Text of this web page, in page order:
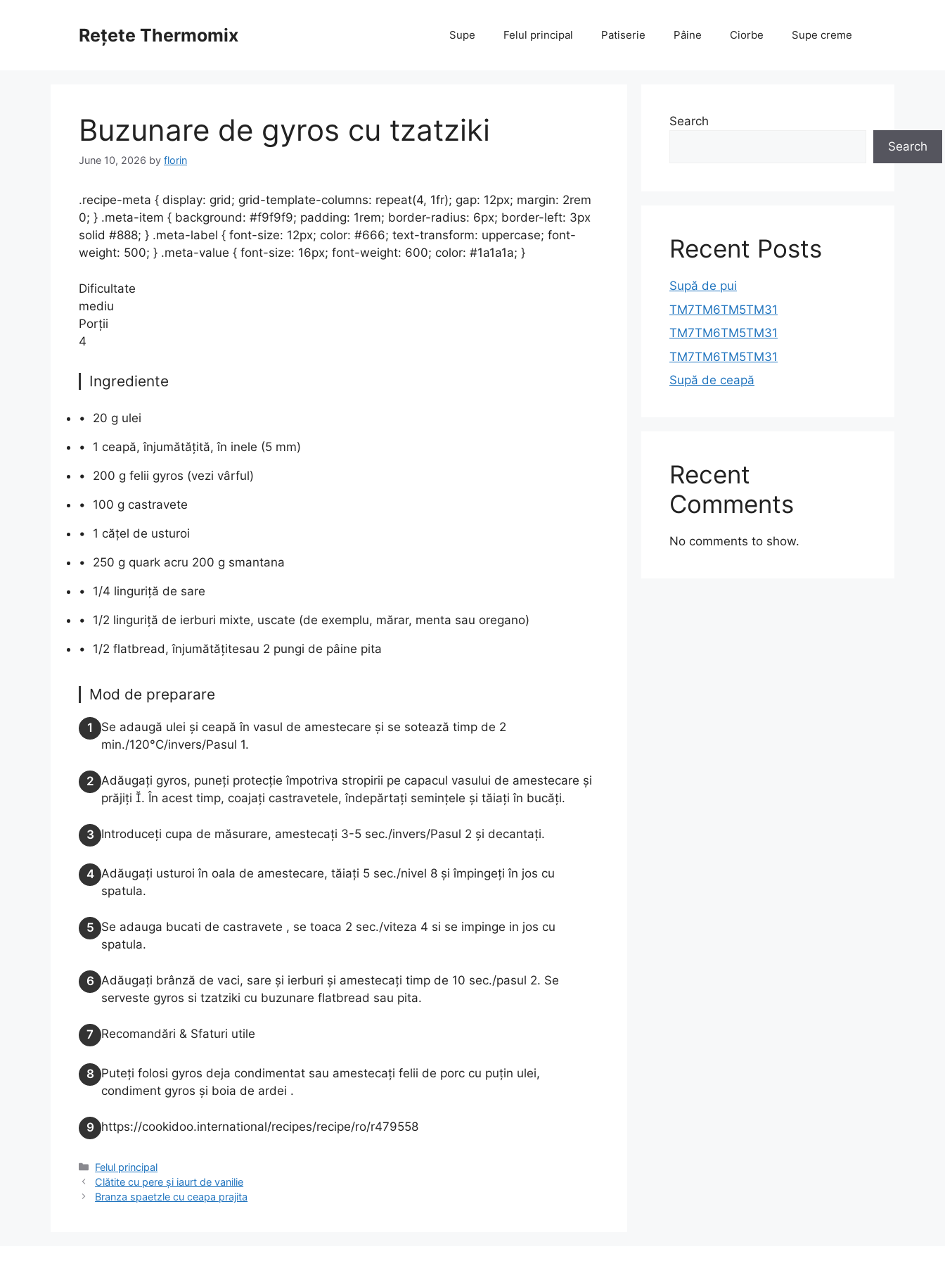
Rețete Thermomix Supe Felul principal Patiserie Pâine Ciorbe Supe creme
Buzunare de gyros cu tzatziki
June 10, 2026 by florin
.recipe-meta { display: grid; grid-template-columns: repeat(4, 1fr); gap: 12px; margin: 2rem
0; } .meta-item { background: #f9f9f9; padding: 1rem; border-radius: 6px; border-left: 3px
solid #888; } .meta-label { font-size: 12px; color: #666; text-transform: uppercase; font-
weight: 500; } .meta-value { font-size: 16px; font-weight: 600; color: #1a1a1a; }
Dificultate
mediu
Porții
4
Ingrediente
• 20 g ulei
• 1 ceapă, înjumătățită, în inele (5 mm)
• 200 g felii gyros (vezi vârful)
• 100 g castravete
• 1 cățel de usturoi
• 250 g quark acru 200 g smantana
• 1/4 linguriță de sare
• 1/2 linguriță de ierburi mixte, uscate (de exemplu, mărar, menta sau oregano)
• 1/2 flatbread, înjumătățitesau 2 pungi de pâine pita
Mod de preparare
1
Se adaugă ulei și ceapă în vasul de amestecare și se sotează timp de 2
min./120°C/invers/Pasul 1.
2 Adăugați gyros, puneți protecție împotriva stropirii pe capacul vasului de amestecare și
prăjiți . În acest timp, coajați castravetele, îndepărtați semințele și tăiați în bucăți.
3 Introduceți cupa de măsurare, amestecați 3-5 sec./invers/Pasul 2 și decantați.
4 Adăugați usturoi în oala de amestecare, tăiați 5 sec./nivel 8 și împingeți în jos cu
spatula.
5 Se adauga bucati de castravete , se toaca 2 sec./viteza 4 si se impinge in jos cu
spatula.
6 Adăugați brânză de vaci, sare și ierburi și amestecați timp de 10 sec./pasul 2. Se
serveste gyros si tzatziki cu buzunare flatbread sau pita.
7 Recomandări & Sfaturi utile
8 Puteți folosi gyros deja condimentat sau amestecați felii de porc cu puțin ulei,
condiment gyros și boia de ardei .
9 https://cookidoo.international/recipes/recipe/ro/r479558
Categories
Felul principal
Clătite cu pere și iaurt de vanilie
Branza spaetzle cu ceapa prajita
Search
Search
Recent Posts
Supă de pui
TM7TM6TM5TM31
TM7TM6TM5TM31
TM7TM6TM5TM31
Supă de ceapă
Recent
Comments
No comments to show.